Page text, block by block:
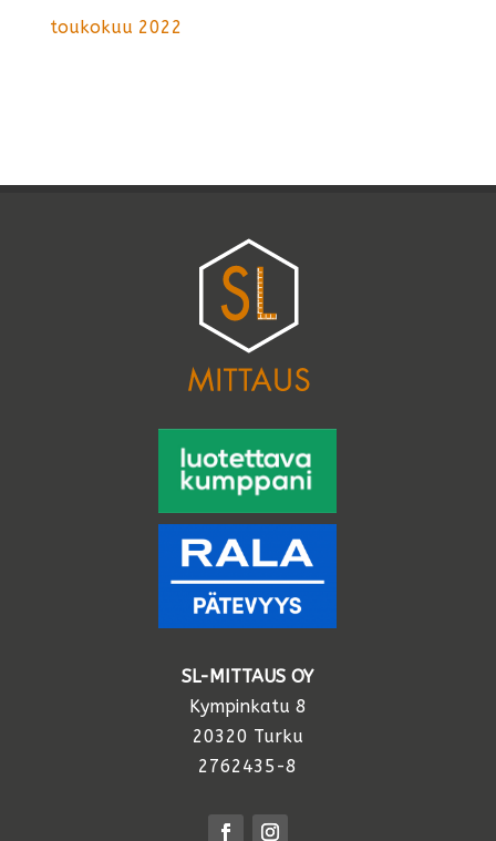
toukokuu 2022
SL-MITTAUS OY
Kympinkatu 8
20320 Turku
2762435-8